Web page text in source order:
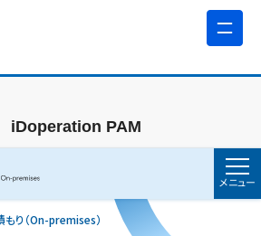
iDoperation PAM
メニュー
もり（On-premises）